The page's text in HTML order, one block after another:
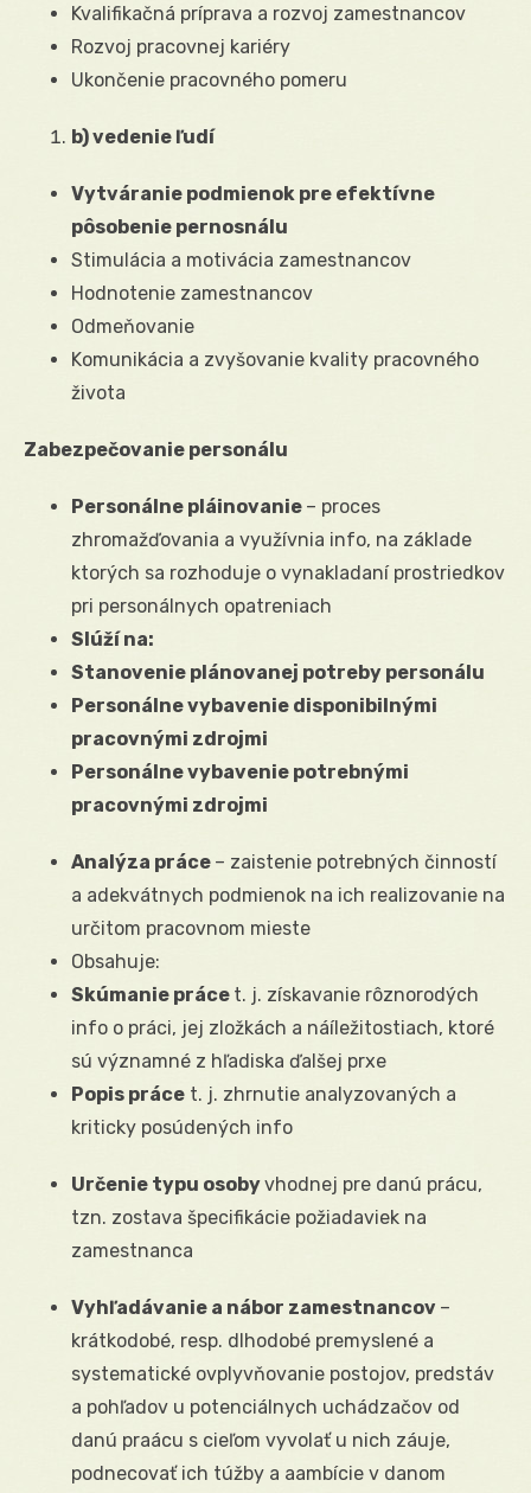
Kvalifikačná príprava a rozvoj zamestnancov
Rozvoj pracovnej kariéry
Ukončenie pracovného pomeru
b) vedenie ľudí
Vytváranie podmienok pre efektívne
pôsobenie pernosnálu
Stimulácia a motivácia zamestnancov
Hodnotenie zamestnancov
Odmeňovanie
Komunikácia a zvyšovanie kvality pracovného
života
Zabezpečovanie personálu
Personálne pláinovanie – proces
zhromažďovania a využívnia info, na základe
ktorých sa rozhoduje o vynakladaní prostriedkov
pri personálnych opatreniach
Slúží na:
Stanovenie plánovanej potreby personálu
Personálne vybavenie disponibilnými
pracovnými zdrojmi
Personálne vybavenie potrebnými
pracovnými zdrojmi
Analýza práce – zaistenie potrebných činností
a adekvátnych podmienok na ich realizovanie na
určitom pracovnom mieste
Obsahuje:
Skúmanie práce t. j. získavanie rôznorodých
info o práci, jej zložkách a náíležitostiach, ktoré
sú významné z hľadiska ďalšej prxe
Popis práce t. j. zhrnutie analyzovaných a
kriticky posúdených info
Určenie typu osobyvhodnej pre danú prácu,
tzn. zostava špecifikácie požiadaviek na
zamestnanca
Vyhľadávanie a nábor zamestnancov –
krátkodobé, resp. dlhodobé premyslené a
systematické ovplyvňovanie postojov, predstáv
a pohľadov u potenciálnych uchádzačov od
danú praácu s cieľom vyvolať u nich záuje,
podnecovať ich túžby a aambície v danom